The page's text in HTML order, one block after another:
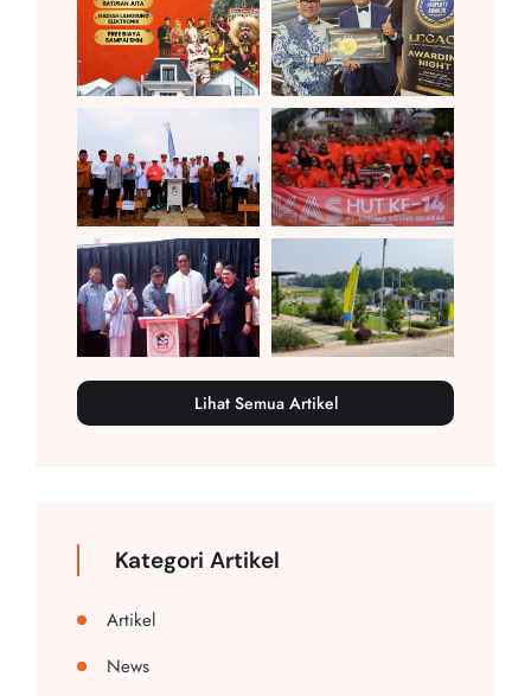
Lihat Semua Artikel
Kategori Artikel
Artikel
News